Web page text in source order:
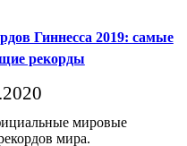
Гиннесса 2019: самые
рекорды
мировые
мира.